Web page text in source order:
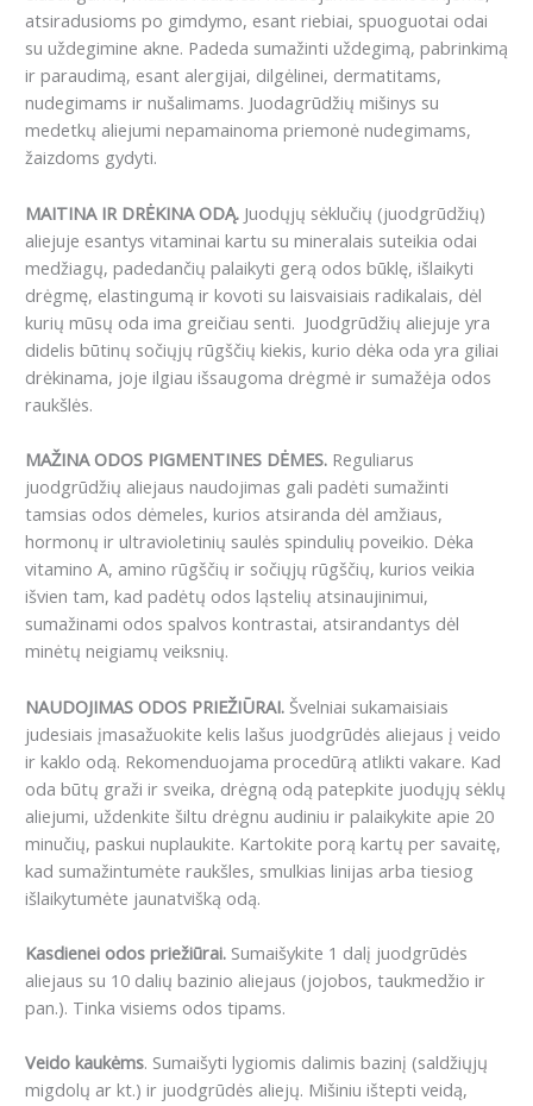
atsiradusioms po gimdymo, esant riebiai, spuoguotai odai
su uždegimine akne. Padeda sumažinti uždegimą, pabrinkimą
ir paraudimą, esant alergijai, dilgėlinei, dermatitams,
nudegimams ir nušalimams. Juodagrūdžių mišinys su
medetkų aliejumi nepamainoma priemonė nudegimams,
žaizdoms gydyti.
MAITINA IR DRĖKINA ODĄ. Juodųjų sėklučių (juodgrūdžių)
aliejuje esantys vitaminai kartu su mineralais suteikia odai
medžiagų, padedančių palaikyti gerą odos būklę, išlaikyti
drėgmę, elastingumą ir kovoti su laisvaisiais radikalais, dėl
kurių mūsų oda ima greičiau senti. Juodgrūdžių aliejuje yra
didelis būtinų sočiųjų rūgščių kiekis, kurio dėka oda yra giliai
drėkinama, joje ilgiau išsaugoma drėgmė ir sumažėja odos
raukšlės.
MAŽINA ODOS PIGMENTINES DĖMES. Reguliarus
juodgrūdžių aliejaus naudojimas gali padėti sumažinti
tamsias odos dėmeles, kurios atsiranda dėl amžiaus,
hormonų ir ultravioletinių saulės spindulių poveikio. Dėka
vitamino A, amino rūgščių ir sočiųjų rūgščių, kurios veikia
išvien tam, kad padėtų odos ląstelių atsinaujinimui,
sumažinami odos spalvos kontrastai, atsirandantys dėl
minėtų neigiamų veiksnių.
NAUDOJIMAS ODOS PRIEŽIŪRAI. Švelniai sukamaisiais
judesiais įmasažuokite kelis lašus juodgrūdės aliejaus į veido
ir kaklo odą. Rekomenduojama procedūrą atlikti vakare. Kad
oda būtų graži ir sveika, drėgną odą patepkite juodųjų sėklų
aliejumi, uždenkite šiltu drėgnu audiniu ir palaikykite apie 20
minučių, paskui nuplaukite. Kartokite porą kartų per savaitę,
kad sumažintumėte raukšles, smulkias linijas arba tiesiog
išlaikytumėte jaunatvišką odą.
Kasdienei odos priežiūrai. Sumaišykite 1 dalį juodgrūdės
aliejaus su 10 dalių bazinio aliejaus (jojobos, taukmedžio ir
pan.). Tinka visiems odos tipams.
Veido kaukėms. Sumaišyti lygiomis dalimis bazinį (saldžiųjų
migdolų ar kt.) ir juodgrūdės aliejų. Mišiniu ištepti veidą,